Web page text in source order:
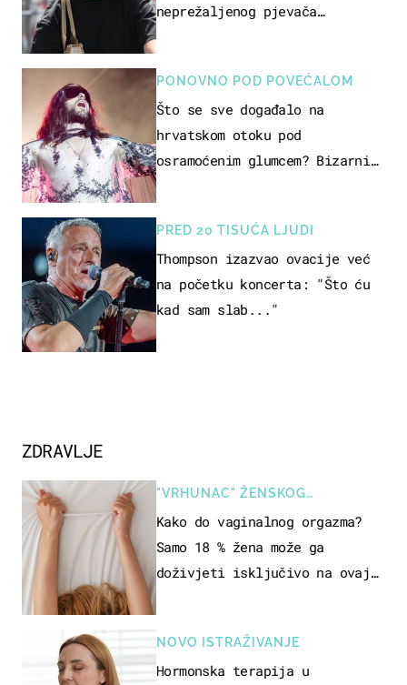
neprežaljenog pjevača
PONOVNO POD POVEĆALOM
Što se sve događalo na
hrvatskom otoku pod
osramoćenim glumcem? Bizarni
PRED 20 TISUĆA LJUDI
Thompson izazvao ovacije već
na početku koncerta: "Što ću
kad sam slab..."
ZDRAVLJE
"VRHUNAC" ŽENSKOG
SEKSUALNOG ISKUSTVA
Kako do vaginalnog orgazma?
Samo 18 % žena može ga
doživjeti isključivo na ovaj
NOVO ISTRAŽIVANJE
Hormonska terapija u